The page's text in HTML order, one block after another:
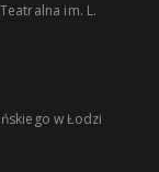
im. L.
w Łodzi